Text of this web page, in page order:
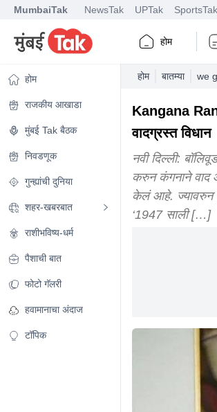
MumbaiTak NewsTak UPTak SportsTak
होम
होम
राजकीय आखाडा
मुंबई Tak बैठक
निवडणूक
गुन्ह्यांची दुनिया
शहर-खबरबात
राशीभविष्य-धर्म
पैशाची बात
फोटो गॅलरी
हवामानाचा अंदाज
टॉपिक
होम बातम्या we
Kangana
वादग्रस्त विधान
नवी दिल्ली:
करुन कंगनाने वाद
केलं आहे. ज्यावरुन
‘1947 साली […]